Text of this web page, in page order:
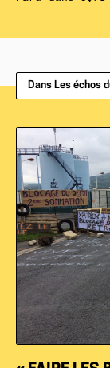
Dans Les échos